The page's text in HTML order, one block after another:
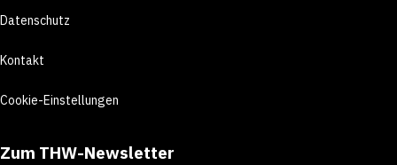
Datenschutz
Kontakt
Cookie-Einstellungen
Zum THW-Newsletter